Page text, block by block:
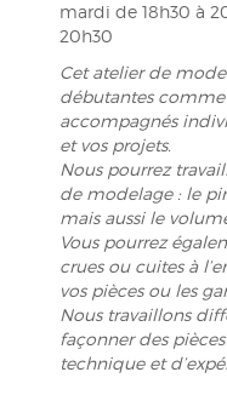
mardi de 18h30 à
20h30
Cet atelier de
débutantes comme
accompagnés
et vos projets.
Nous pourrez
de modelage : le
mais aussi le
Vous pourrez
crues ou cuites à
vos pièces ou les
Nous travaillons
façonner des pièces
technique et